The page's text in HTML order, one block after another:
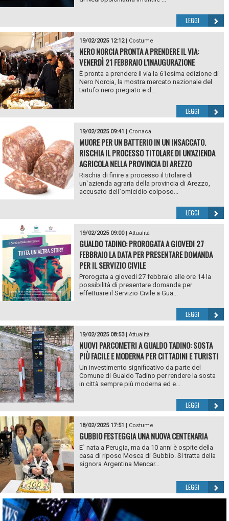
LEGGI
19/02/2025 12:12| Costume
NERO NORCIA PRONTA A PRENDERE IL VIA:
VENERDÌ 21 FEBBRAIO L’INAUGURAZIONE
È pronta a prendere il via la 61esima edizione di
Nero Norcia, la mostra mercato nazionale del
tartufo nero pregiato e d...
LEGGI
19/02/2025 09:41 | Cronaca
MUORE PER UN BATTERIO IN UN INSACCATO.
RISCHIA IL PROCESSO TITOLARE DI UN'AZIENDA
AGRICOLA NELLA PROVINCIA DI AREZZO
Rischia di finire a processo il titolare di
un`azienda agraria della provincia di Arezzo,
accusato dell`omicidio colposo...
LEGGI
19/02/2025 09:00| Attualità
GUALDO TADINO: PROROGATA A GIOVEDI 27
FEBBRAIO LA DATA PER PRESENTARE DOMANDA
PER IL SERVIZIO CIVILE
Prorogata a giovedi 27 febbraio alle ore 14 la
possibilità di presentare domanda per
effettuare il Servizio Civile a Gua...
LEGGI
19/02/2025 08:53| Attualità
NUOVI PARCOMETRI A GUALDO TADINO: SOSTA
PIÙ FACILE E MODERNA PER CITTADINI E TURISTI
Un investimento significativo da parte del
Comune di Gualdo Tadino per rendere la sosta
in città sempre più moderna ed e...
LEGGI
18/02/2025 17:51 | Costume
GUBBIO FESTEGGIA UNA NUOVA CENTENARIA
E` nata a Perugia, ma da 10 anni è ospite della
casa di riposo Mosca di Gubbio. SI tratta della
signora Argentina Mencar...
LEGGI